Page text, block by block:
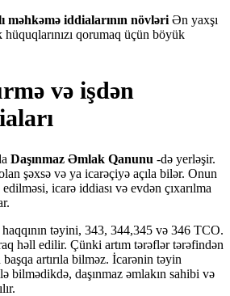
məhkəmə iddialarının növləri Ən yaxşı
qorumaq üçün böyük
və işdən
Daşınmaz Əmlak Qanunu -də yerləşir.
şəxsə və ya icarəçiyə açıla bilər. Onun
icarə iddiası və evdən çıxarılma
haqqının təyini, 343, 344,345 və 346 TCO.
həll edilir. Çünki artım tərəflər tərəfindən
artırıla bilməz. İcarənin təyin
bilmədikdə, daşınmaz əmlakın sahibi və